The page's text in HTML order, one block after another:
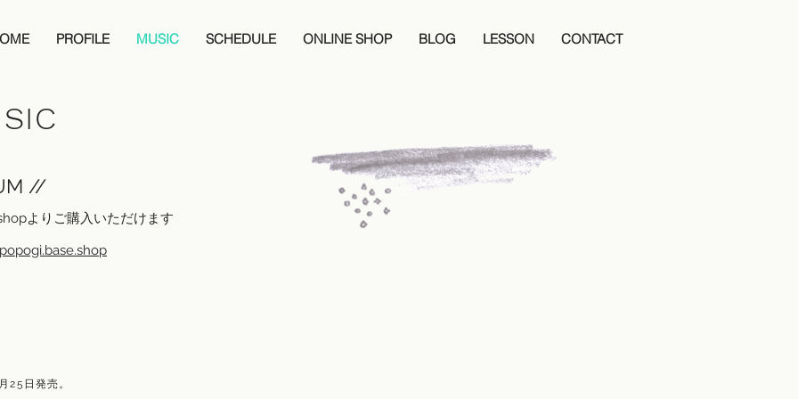
PROFILE MUSIC SCHEDULE ONLINE SHOP BLOG LESSON CONTACT
//
よりご購入いただけます
25日発売。